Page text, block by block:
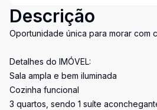
Descrição
Oportunidade única para morar com
Detalhes do IMÓVEL:
Sala ampla e bem iluminada
Cozinha funcional
3 quartos, sendo 1 suíte